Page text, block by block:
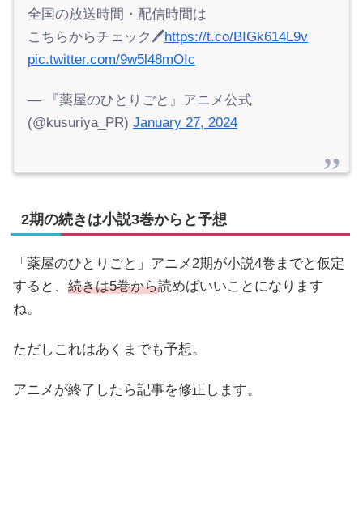
全国の放送時間・配信時間は
こちらからチェック🖊https://t.co/BIGk614L9v
pic.twitter.com/9w5l48mOIc
— 『薬屋のひとりごと』アニメ公式
(@kusuriya_PR) January 27, 2024
2期の続きは小説3巻からと予想
「薬屋のひとりごと」アニメ2期が小説4巻までと仮定
すると、 続きは5巻から読めばいいことになります
ね。
ただしこれはあくまでも予想。
アニメが終了したら記事を修正します。